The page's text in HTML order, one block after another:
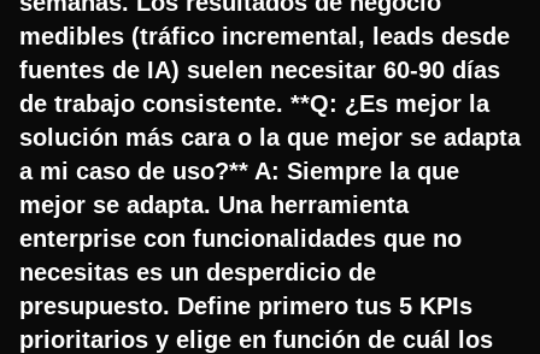
medibles (tráfico incremental, leads desde
fuentes de IA) suelen necesitar 60-90 días
de trabajo consistente. **Q: ¿Es mejor la
solución más cara o la que mejor se adapta
a mi caso de uso?** A: Siempre la que
mejor se adapta. Una herramienta
enterprise con funcionalidades que no
necesitas es un desperdicio de
presupuesto. Define primero tus 5 KPIs
prioritarios y elige en función de cuál los